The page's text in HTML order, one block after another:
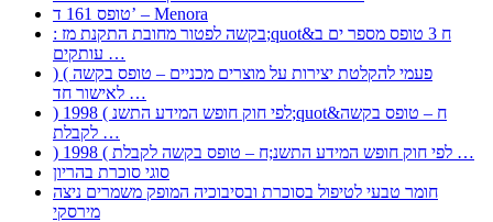
טופס 161 ד’ – Menora
: בקשה לפטור מחובת התקנת מז;quot&ח 3 טופס מספר ים ב
עותקים …
) ( פעמי להקלטת יצירות על מוצרים מכניים – טופס בקשה
לאישור חד …
) 1998 ( לפי חוק חופש המידע התשנ;quot&ח – טופס בקשה
לקבלת …
) 1998 ( לפי חוק חופש המידע התשנ;ח – טופס בקשה לקבלת …
סוגי סוכרת בהריון
חומר טבעי לטיפול בסוכרת ובסיבוכיה המופק משמרים ניצה
מירסקי